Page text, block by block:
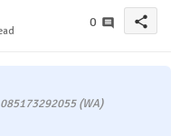
0 share
(WA)